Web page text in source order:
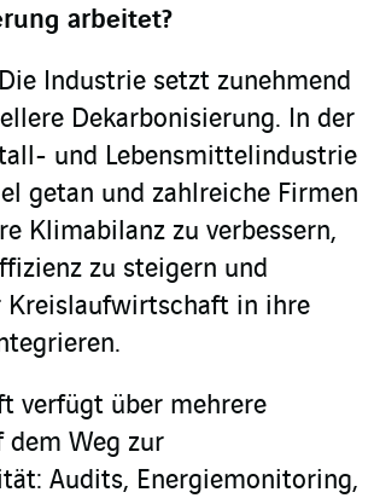
arbeitet?
Die Industrie setzt zunehmend
Dekarbonisierung. In der
und Lebensmittelindustrie
getan und zahlreiche Firmen
Klimabilanz zu verbessern,
zu steigern und
Kreislaufwirtschaft in ihre
verfügt über mehrere
dem Weg zur
Audits, Energiemonitoring,